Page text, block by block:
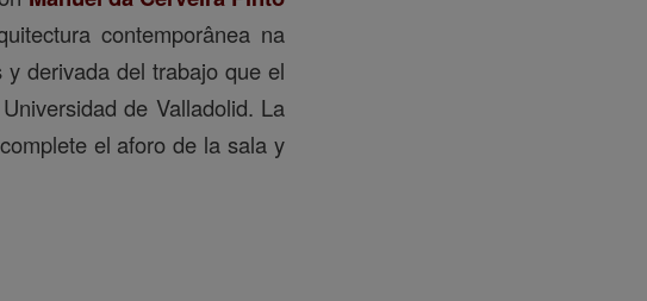
contemporânea na
derivada del trabajo que el
de Valladolid. La
el aforo de la sala y